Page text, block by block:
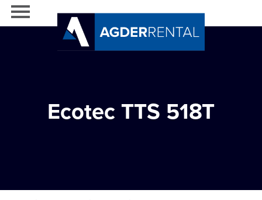
Ecotec TTS 518T